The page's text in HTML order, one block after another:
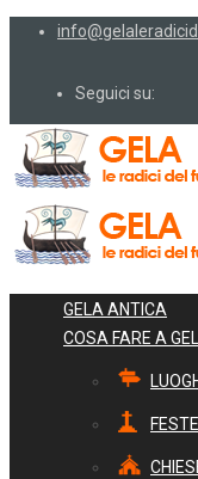
Seguici su:
GELA ANTICA
COSA FARE A